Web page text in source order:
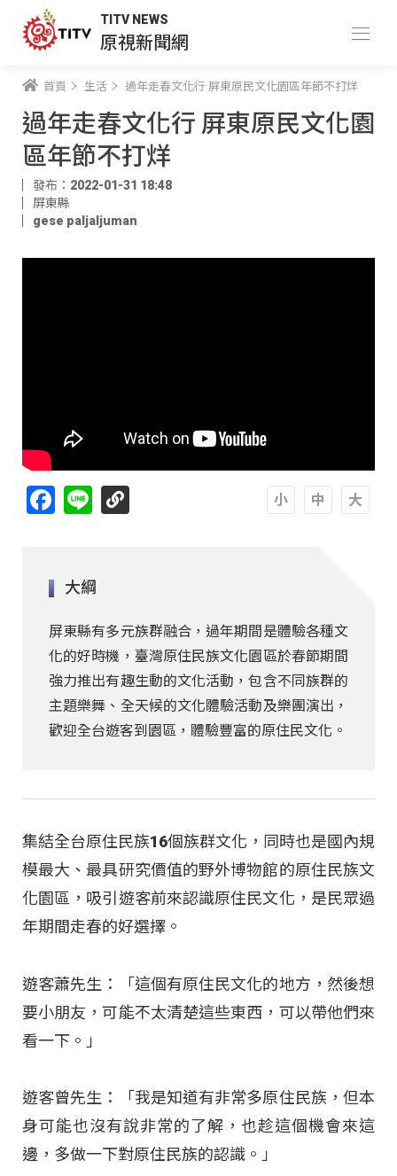
TITV NEWS
原視新聞網
首頁 生活 過年走春文化行 屏東原民文化園區年節不打烊
過年走春文化行 屏東原民文化園
區年節不打烊
發布：2022-01-31 18:48
屏東縣
gese paljaljuman
Facebook
Line
大綱
屏東縣有多元族群融合，過年期間是體驗各種文
化的好時機，臺灣原住民族文化園區於春節期間
強力推出有趣生動的文化活動，包含不同族群的
主題樂舞、全天候的文化體驗活動及樂團演出，
歡迎全台遊客到園區，體驗豐富的原住民文化。
集結全台原住民族16個族群文化，同時也是國內規
模最大、最具研究價值的野外博物館的原住民族文
化園區，吸引遊客前來認識原住民文化，是民眾過
年期間走春的好選擇。
遊客蕭先生：「這個有原住民文化的地方，然後想
要小朋友，可能不太清楚這些東西，可以帶他們來
看一下。」
遊客曾先生：「我是知道有非常多原住民族，但本
身可能也沒有說非常的了解，也趁這個機會來這
邊，多做一下對原住民族的認識。」